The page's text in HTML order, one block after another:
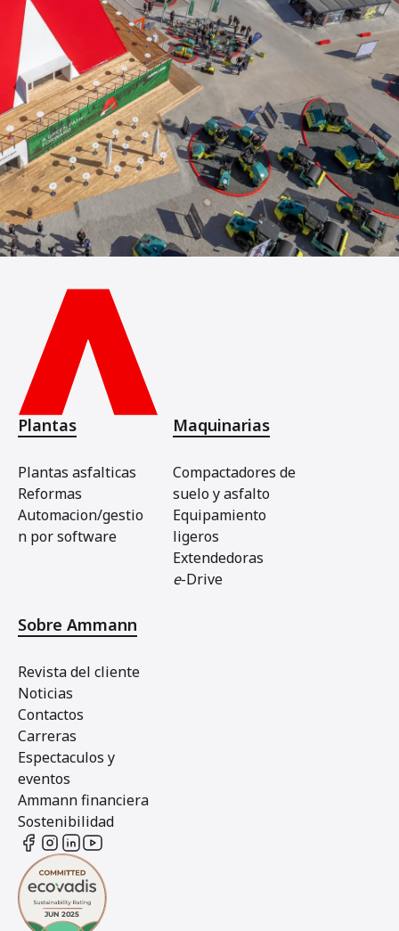
Plantas
Plantas asfalticas
Reformas
Automacion/gestio
n por software
Maquinarias
Compactadores de
suelo y asfalto
Equipamiento
ligeros
Extendedoras
e-Drive
Sobre Ammann
Revista del cliente
Noticias
Contactos
Carreras
Espectaculos y
eventos
Ammann financiera
Sostenibilidad